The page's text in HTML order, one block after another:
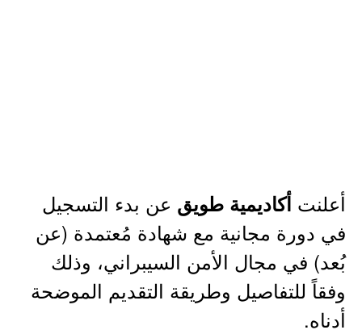
أعلنت أكاديمية طويق عن بدء التسجيل
في دورة مجانية مع شهادة مُعتمدة (عن
بُعد) في مجال الأمن السيبراني، وذلك
وفقاً للتفاصيل وطريقة التقديم الموضحة
أدناه.